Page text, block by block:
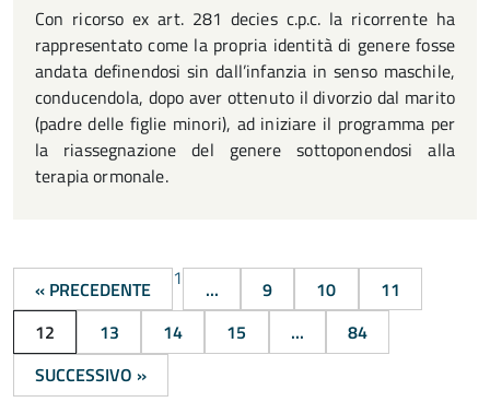
Con ricorso ex art. 281 decies c.p.c. la ricorrente ha
rappresentato come la propria identità di genere fosse
andata definendosi sin dall’infanzia in senso maschile,
conducendola, dopo aver ottenuto il divorzio dal marito
(padre delle figlie minori), ad iniziare il programma per
la riassegnazione del genere sottoponendosi alla
terapia ormonale.
« PRECEDENTE 1 ... 9 10
11
12
13 14 15 ...
84
SUCCESSIVO »